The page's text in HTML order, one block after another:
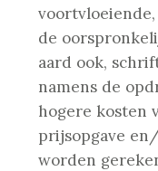
voortvloeiende,
de
aard ook,
namens de
hogere kosten
prijsopgave
worden